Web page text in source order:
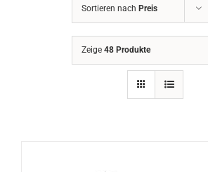
Sortieren nach Preis
Zeige 48 Produkte